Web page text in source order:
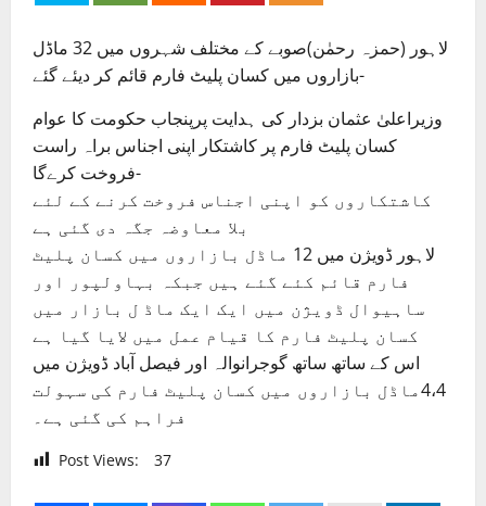
لاہور (حمزہ رحمٰن)صوبے کے مختلف شہروں میں 32 ماڈل
بازاروں میں کسان پلیٹ فارم قائم کر دیئے گئے-
وزیراعلیٰ عثمان بزدار کی ہدایت پرپنجاب حکومت کا عوام
کسان پلیٹ فارم پر کاشتکار اپنی اجناس براہ راست
فروخت کرےگا-
کاشتکاروں کو اپنی اجناس فروخت کرنے کے لئے
بلا معاوضہ جگہ دی گئی ہے
لاہور ڈویژن میں 12 ماڈل بازاروں میں کسان پلیٹ
فارم قائم کئے گئے ہیں جبکہ بہاولپور اور
ساہیوال ڈویژن میں ایک ایک ماڈ ل بازار میں
کسان پلیٹ فارم کا قیام عمل میں لایا گیا ہے
اس کے ساتھ ساتھ گوجرانوالہ اور فیصل آباد ڈویژن میں
4،4ماڈل بازاروں میں کسان پلیٹ فارم کی سہولت
فراہم کی گئی ہے۔
Post Views: 37